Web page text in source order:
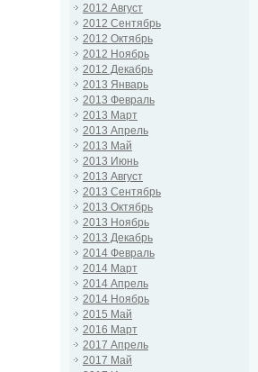
2012 Август
2012 Сентябрь
2012 Октябрь
2012 Ноябрь
2012 Декабрь
2013 Январь
2013 Февраль
2013 Март
2013 Апрель
2013 Май
2013 Июнь
2013 Август
2013 Сентябрь
2013 Октябрь
2013 Ноябрь
2013 Декабрь
2014 Февраль
2014 Март
2014 Апрель
2014 Ноябрь
2015 Май
2016 Март
2017 Апрель
2017 Май